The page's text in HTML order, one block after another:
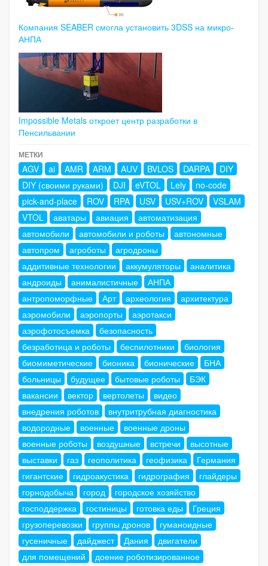
Компания SEABER смогла установить 3DSS на микро-
АНПА
Impossible Metals откроет центр разработки в
Пенсильвании
МЕТКИ
AGV ai AMR ARM AUV BVLOS DARPA
DIY
DIY (своими руками)
DJI eVTOL Lely
no-code
pick-and-place
ROV RPA USV USV+ROV
VSLAM
VTOL
аватары авиация
автоматизация
автомобили
автомобили и роботы
автономные
автопром
агроботы
агродроны
аддитивные технологии
аккумуляторы
аналитика
андроиды
анималистичные
АНПА
антропоморфные
Арт археология
архитектура
аэромобили
аэропорты
аэротакси
аэрофотосъемка
безопасность
безработица и роботы
беспилотники
биология
биомиметические
бионика бионические
БНА
больницы
будущее бытовые роботы
БЭК
вакансии
вектор вертолеты
видео
внедрения роботов
внутритрубная диагностика
водородные
военные
военные дроны
военные роботы
воздушные встречи
высотные
выставки
газ геополитика геофизика
Германия
гигантские
гидроакустика гидрография
глайдеры
горнодобыча
город
городское хозяйство
господдержка
гостиницы готовка еды
Греция
грузоперевозки
группы дронов
гуманоидные
гусеничные
дайджест Дания
двигатели
для помещений
доение роботизированное